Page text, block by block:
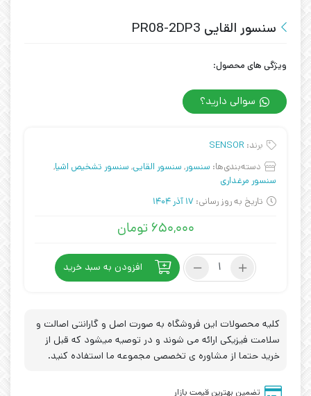
سنسور القایی PR08-2DP3
ویژگی های محصول:
سوالی دارید؟
برند: SENSOR
دسته‌بندی‌ها: سنسور, سنسور القایی, سنسور تشخیص اشیا,
سنسور مرغداری
تاریخ به روز رسانی: 17 آذر 1404
۶۵۰,۰۰۰ تومان
سنسور
عدد
افزودن به سبد خرید
کلیه محصولات این فروشگاه به صورت اصل و گارانتی اصالت و
سلامت فیزیکی ارائه می شوند و در توصیه میشود که قبل از
خرید حتما از مشاوره ی تخصصی مجموعه ما استفاده کنید.
تضمین بهترین قیمت بازار